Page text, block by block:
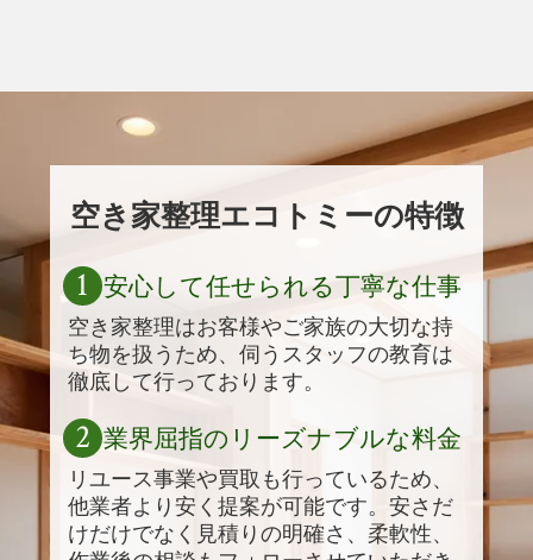
空き家整理エコトミーの特徴
安心して任せられる丁寧な仕事
空き家整理はお客様やご家族の大切な持
ち物を扱うため、伺うスタッフの教育は
徹底して行っております。
1
業界屈指のリーズナブルな料金
リユース事業や買取も行っているため、
他業者より安く提案が可能です。安さだ
けだけでなく見積りの明確さ、柔軟性、
2